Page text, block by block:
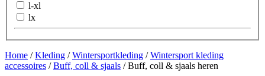
l-xl
lx
Home /Kleding /Wintersportkleding /Wintersport kleding
accessoires /Buff, coll & sjaals / Buff, coll & sjaals heren